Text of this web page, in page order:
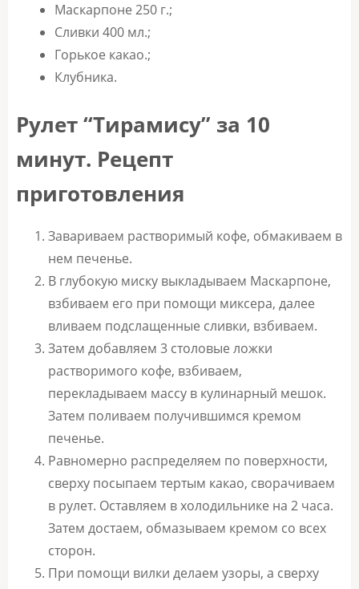
Маскарпоне 250 г.;
Сливки 400 мл.;
Горькое какао.;
Клубника.
Рулет “Тирамису” за 10
минут. Рецепт
приготовления
Завариваем растворимый кофе, обмакиваем в
нем печенье.
В глубокую миску выкладываем Маскарпоне,
взбиваем его при помощи миксера, далее
вливаем подслащенные сливки, взбиваем.
Затем добавляем 3 столовые ложки
растворимого кофе, взбиваем,
перекладываем массу в кулинарный мешок.
Затем поливаем получившимся кремом
печенье.
Равномерно распределяем по поверхности,
сверху посыпаем тертым какао, сворачиваем
в рулет. Оставляем в холодильнике на 2 часа.
Затем достаем, обмазываем кремом со всех
сторон.
При помощи вилки делаем узоры, а сверху